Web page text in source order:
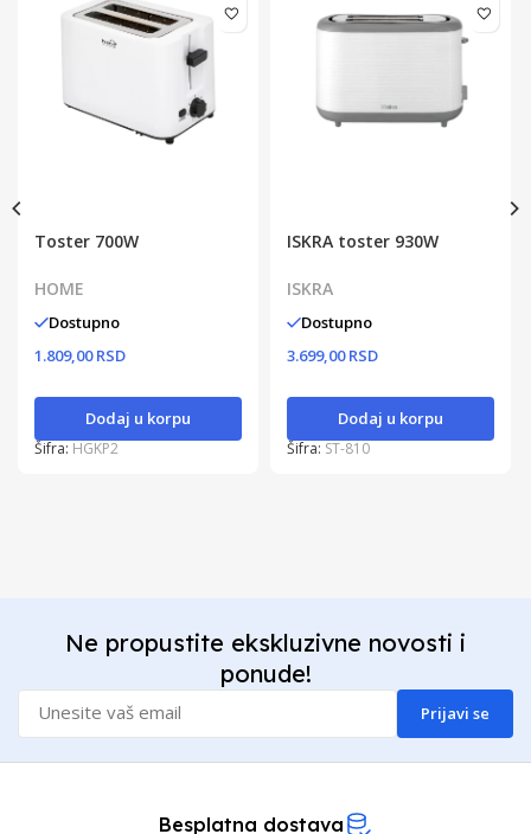
Toster 700W
HOME
Dostupno
1.809,00 RSD
Dodaj u korpu
Šifra: HGKP2
ISKRA toster 930W
ISKRA
Dostupno
3.699,00 RSD
Dodaj u korpu
Šifra: ST-810
Ne propustite ekskluzivne novosti i
ponude!
Prijavi se
Besplatna dostava